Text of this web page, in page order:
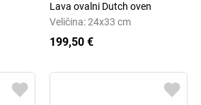
Lava ovalni Dutch oven
Veličina: 24x33 cm
199,50 €